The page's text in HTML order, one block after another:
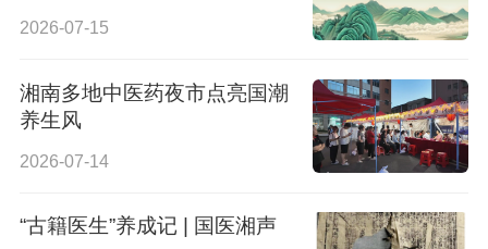
2026-07-15
湘南多地中医药夜市点亮国潮
养生风
2026-07-14
“古籍医生”养成记 | 国医湘声